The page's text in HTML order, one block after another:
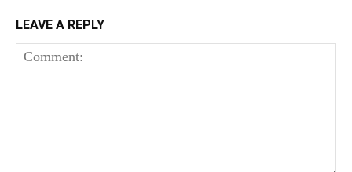
LEAVE A REPLY